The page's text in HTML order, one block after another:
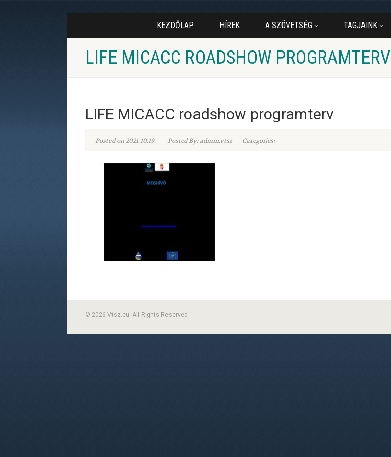
KEZDŐLAP HÍREK A SZÖVETSÉG TAGJAINK
LIFE MICACC ROADSHOW PROGRAMTERV
LIFE MICACC roadshow programterv
Posted on 2021.10.19. Posted By: admin.vtsz Categories:
© 2026 Vtsz.eu. All Rights Reserved